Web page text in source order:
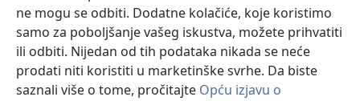
ne mogu se odbiti. Dodatne kolačiće, koje koristimo
samo za poboljšanje vašeg iskustva, možete prihvatiti
ili odbiti. Nijedan od tih podataka nikada se neće
prodati niti koristiti u marketinške svrhe. Da biste
saznali više o tome, pročitajte Opću izjavu o
novi
JW Library
Watchtower Library